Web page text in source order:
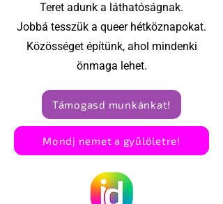
Teret adunk a láthatóságnak.
Jobbá tesszük a queer hétköznapokat.
Közösséget építünk, ahol mindenki
önmaga lehet.
Támogasd munkánkat!
Mondj nemet a gyűlöletre!